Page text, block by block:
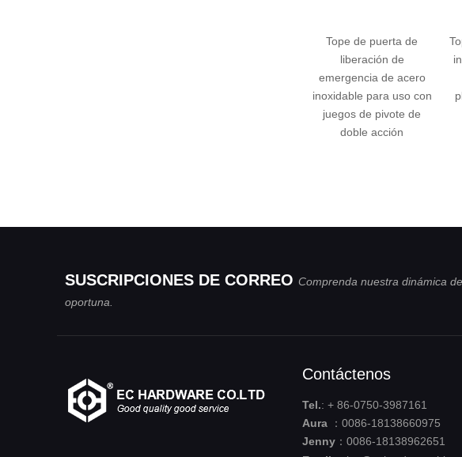
Tope de puerta de
liberación de
emergencia de acero
inoxidable para uso con
juegos de pivote de
doble acción
Tope de
con
SUSCRIPCIONES DE CORREO Comprenda nuestra dinámica
oportuna.
Contáctenos
Tel.: + 86-0750-3987161
Aura ：0086-18138660975
Jenny ：0086-18138962651